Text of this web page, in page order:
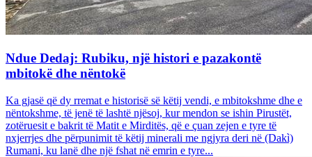
Ndue Dedaj: Rubiku, një histori e pazakontë
mbitokë dhe nëntokë
Ka gjasë që dy rremat e historisë së këtij vendi, e mbitokshme dhe e
nëntokshme, të jenë të lashtë njësoj, kur mendon se ishin Pirustët,
zotëruesit e bakrit të Matit e Mirditës, që e çuan zejen e tyre të
nxjerrjes dhe përpunimit të këtij minerali me ngjyra deri në (Dakì)
Rumani, ku lanë dhe një fshat në emrin e tyre...